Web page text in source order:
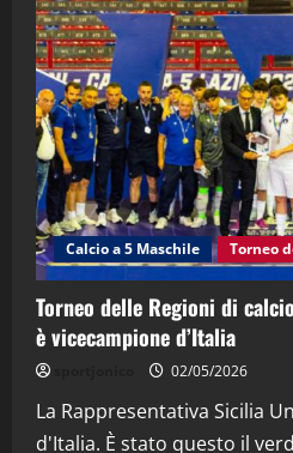
3
"SportEmpire"
(Martedi 21
21/04/2026
4
(Martedi 14
15/04/2026
"SportEmpire"
08/04/2026
Calcio a 5 Maschile Torneo
Torneo delle Regioni di
è vicecampione d’Italia
02/05/2026
La Rappresentativa Sicilia
d'Italia. È stato questo il